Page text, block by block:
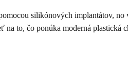
silikónových implantátov,
to, čo ponúka moderná plastická